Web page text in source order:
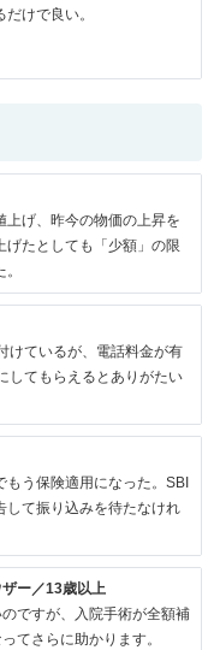
けで良い。
上げ、昨今の物価の上昇を
げたとしても「少額」の限
けているが、電話料金が有
してもらえるとありがたい
もう保険適用になった。SBI
して振り込みを待たなけれ
ザー／13歳以上
ですが、入院手術が全額補
てさらに助かります。